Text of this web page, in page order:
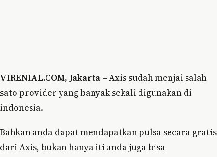
VIRENIAL.COM, Jakarta – Axis sudah menjai salah
sato provider yang banyak sekali digunakan di
indonesia.
Bahkan anda dapat mendapatkan pulsa secara gratis
dari Axis, bukan hanya iti anda juga bisa